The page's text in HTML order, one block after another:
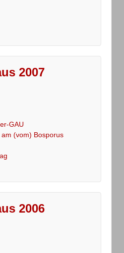
2007
GAU
(vom) Bosporus
2006